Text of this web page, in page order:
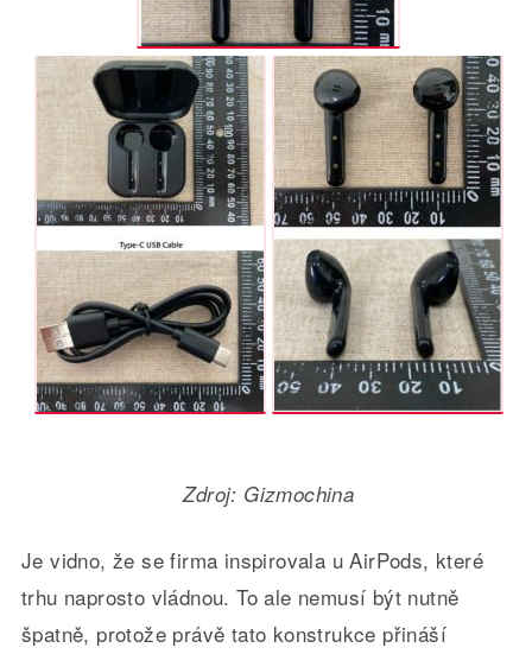
Zdroj: Gizmochina
Je vidno, že se firma inspirovala u AirPods, které
trhu naprosto vládnou. To ale nemusí být nutně
špatně, protože právě tato konstrukce přináší